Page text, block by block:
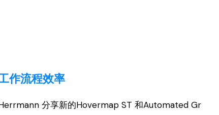
作流程效率
分享新的Hovermap ST 和Automated Gr